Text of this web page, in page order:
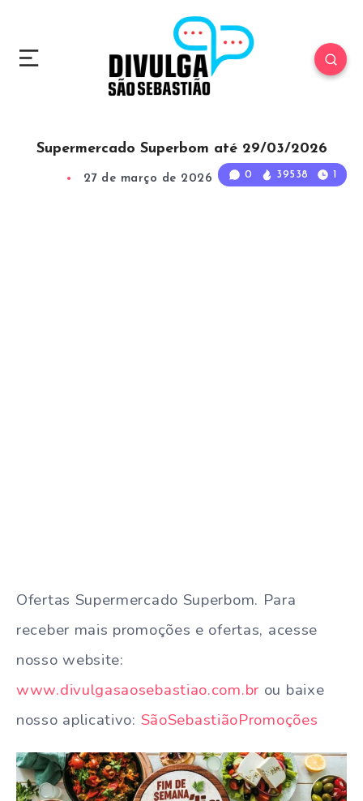
0 39538 1
Supermercado Superbom até 29/03/2026
27 de março de 2026 1 Min Read
Ofertas Supermercado Superbom. Para
receber mais promoções e ofertas, acesse
nosso website:
www.divulgasaosebastiao.com.br ou baixe
nosso aplicativo: SãoSebastiãoPromoções